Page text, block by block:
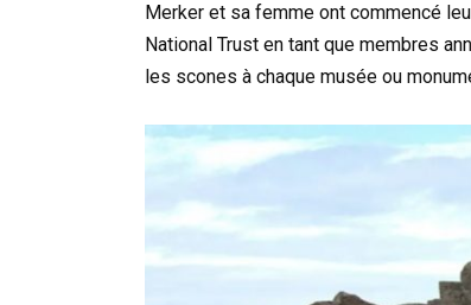
Merker et sa femme ont commencé
National Trust en tant que membres
les scones à chaque musée ou